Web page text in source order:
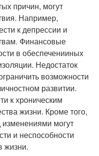
причин, могут
Например,
к депрессии и
Финансовые
в обеспеченииных
Недостаток
возможности
развитии.
к хроническим
жизни. Кроме того,
изменениями могут
и неспособности
жизни.